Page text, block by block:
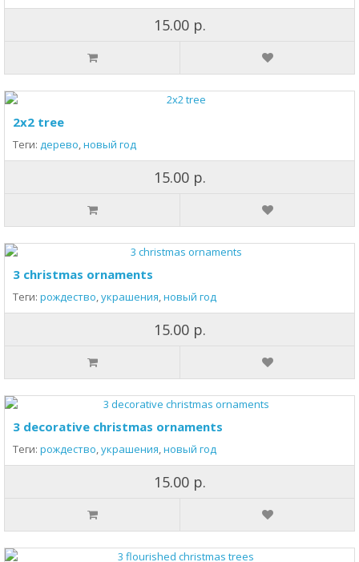
15.00 р.
2x2 tree
Теги: дерево,новый год
15.00 р.
3 christmas ornaments
Теги: рождество,украшения,новый год
15.00 р.
3 decorative christmas ornaments
Теги: рождество,украшения,новый год
15.00 р.